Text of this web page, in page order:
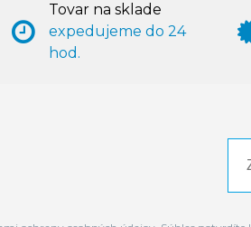
Tovar na sklade
expedujeme do 24
hod.